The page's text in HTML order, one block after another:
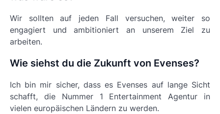
Wir sollten auf jeden Fall versuchen, weiter so
engagiert und ambitioniert an unserem Ziel zu
arbeiten.
Wie siehst du die Zukunft von Evenses?
Ich bin mir sicher, dass es Evenses auf lange Sicht
schafft, die Nummer 1 Entertainment Agentur in
vielen europäischen Ländern zu werden.